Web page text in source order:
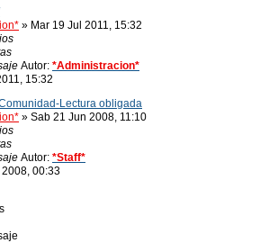
» Mar 19 Jul 2011, 15:32
Autor: *Administracion*
15:32
Lectura obligada
» Sab 21 Jun 2008, 11:10
Autor: *Staff*
00:33